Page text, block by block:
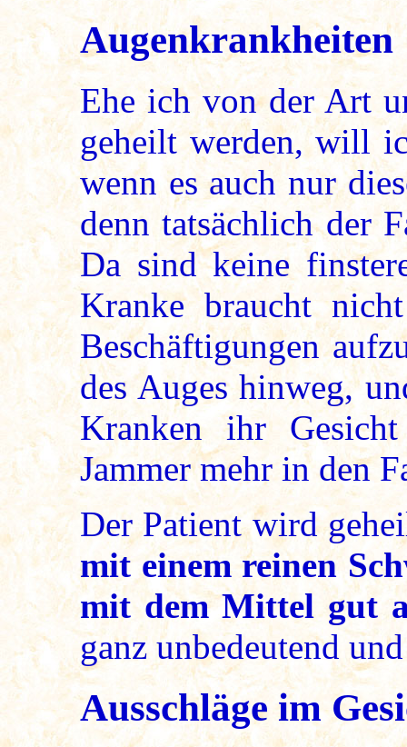
Augenkrankheiten
Ehe ich von der Art
geheilt werden, will
wenn es auch nur
denn tatsächlich der
Da sind keine
Kranke braucht
Beschäftigungen
des Auges hinweg,
Kranken ihr
Jammer mehr in den
Der Patient wird
mit einem reinen
mit dem Mittel gut
ganz unbedeutend
Ausschläge im